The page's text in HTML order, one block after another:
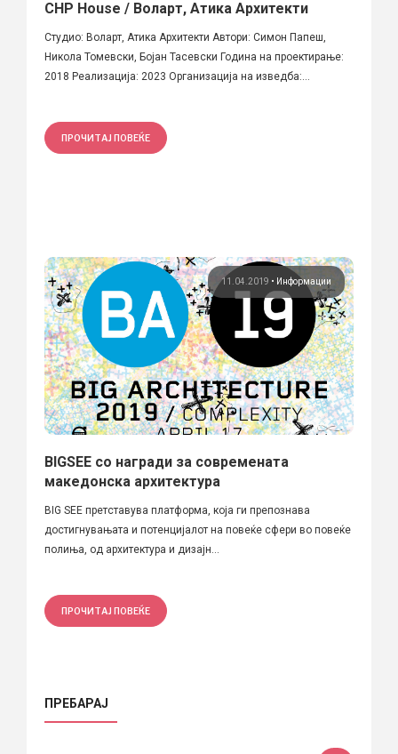
CHP House / Воларт, Атика Архитекти
Студио: Воларт, Атика Архитекти Автори: Симон Папеш,
Никола Томевски, Бојан Тасевски Година на проектирање:
2018 Реализација: 2023 Организација на изведба:...
ПРОЧИТАЈ ПОВЕЌЕ
11.04.2019 • Информации
BIGSEE со награди за современата
македонска архитектура
BIG SEE претставува платформа, која ги препознава
достигнувањата и потенцијалот на повеќе сфери во повеќе
полиња, од архитектура и дизајн...
ПРОЧИТАЈ ПОВЕЌЕ
ПРЕБАРАЈ